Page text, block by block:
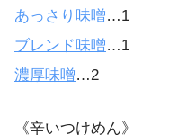
あっさり味噌…1
ブレンド味噌…1
濃厚味噌…2
《辛いつけめん》